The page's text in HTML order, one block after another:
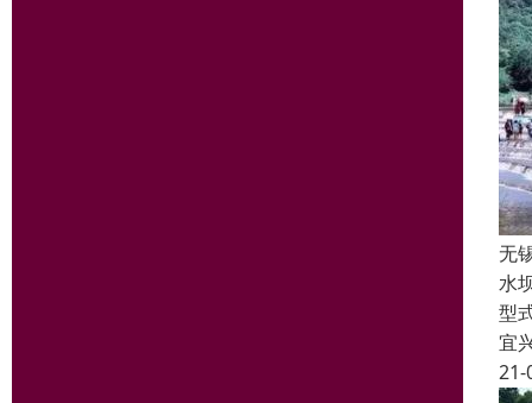
无
水
型
宜
21-